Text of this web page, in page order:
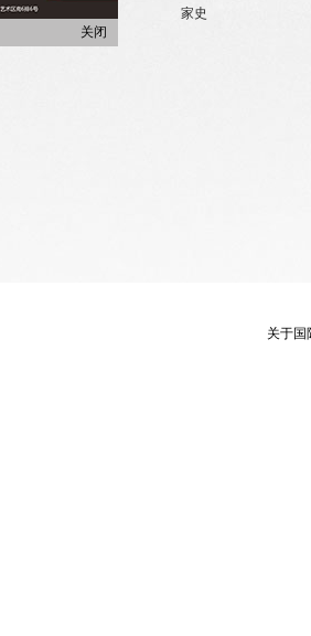
寻亲咨询
家史
关于国
关闭